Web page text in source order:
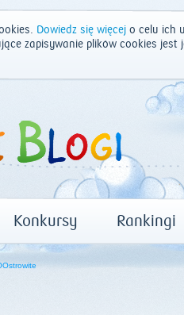
Dowiedz się więcej o celu ich
zapisywanie plików cookies
Konkursy Rankingi